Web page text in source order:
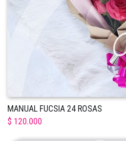
MANUAL FUCSIA 24 ROSAS
$ 120.000